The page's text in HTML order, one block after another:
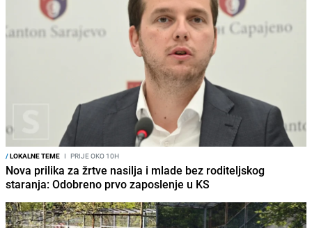
/LOKALNE TEME I PRIJE OKO 10H
Nova prilika za žrtve nasilja i mlade bez roditeljskog
staranja: Odobreno prvo zaposlenje u KS